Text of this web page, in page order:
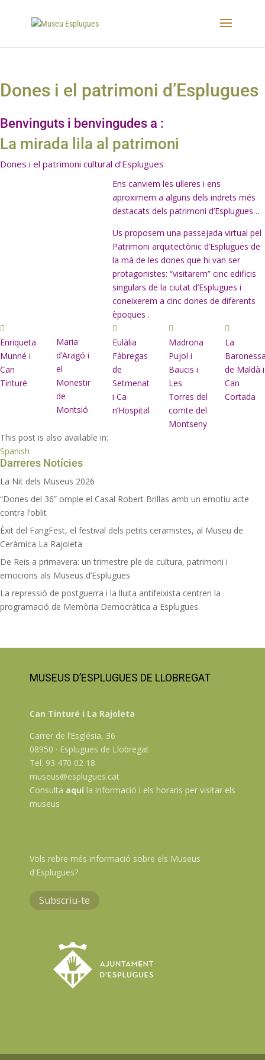
Dones i el patrimoni d’Esplugues
Benvinguts i benvingudes a :
La mirada lila al patrimoni
Dones i el patrimoni cultural d’Esplugues
Ens canviem les ulleres i ens
aproximem a alguns dels indrets més
destacats dels patrimoni d’Esplugues…
Us proposem una passejada virtual pel
Patrimoni arquitectònic d’Esplugues de
la mà de les dones que hi van ser
protagonistes: “visitarem” cinc edificis
singulars de la ciutat d’Esplugues i
coneixerem a cinc dones de diferents
èpoques .
Enriqueta
Munné i
Can
Tinturé
Maria
d’Aragó i
el
Monestir
de
Montsió
Eulàlia
Fàbregas
de
Setmenat
i Ca
n’Hospital
Madrona
Pujol i
Baucis i
Les
Torres del
comte del
Montseny
La
de Maldà i
Can
Cortada
This post is also available in:
Spanish
Darreres Notícies
La Nit dels Museus 2026
“Dones del 36” omple el Casal Robert Brillas amb un emotiu acte
contra l’oblit
Èxit del FangFest, el festival dels petits ceramistes, al Museu de
Ceràmica La Rajoleta
De Reis a primavera: un trimestre ple de cultura, patrimoni i
emocions als Museus d’Esplugues
La repressió de postguerra i la lluita antifeixista centren la
programació de Memòria Democràtica a Esplugues
MUSEUS D’ESPLUGUES DE LLOBREGAT
Can Tinturé i La Rajoleta
Carrer de l’Església, 36
08950 · Esplugues de Llobregat
Tel. 93 470 02 18
museus@esplugues.cat
Consulta aquíla informació i els horaris per visitar els
museus
Vols rebre més informació sobre els Museus
d'Esplugues?
Subscriu-te